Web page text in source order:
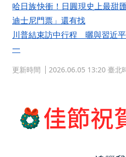
哈日族快衝！日圓現史上最
迪士尼門票」還有找
川普結束訪中行程 曬與習近
一
更新時間 2026.06.05 13:20 臺北